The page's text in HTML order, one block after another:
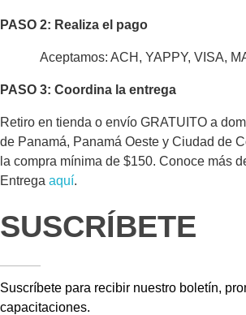
PASO 2: Realiza el pago
Aceptamos: ACH, YAPPY, VISA,
PASO 3: Coordina la entrega
Retiro en tienda o envío GRATUITO a
de Panamá, Panamá Oeste y Ciudad de
la compra mínima de $150. Conoce más
Entrega aquí.
SUSCRÍBETE
Suscríbete para recibir nuestro boletín,
capacitaciones.